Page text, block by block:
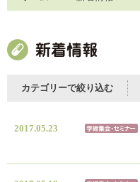
カテゴリーで絞り込む
2017.05.23